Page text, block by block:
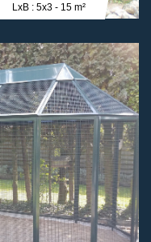
LxB : 5x3 - 15 m²